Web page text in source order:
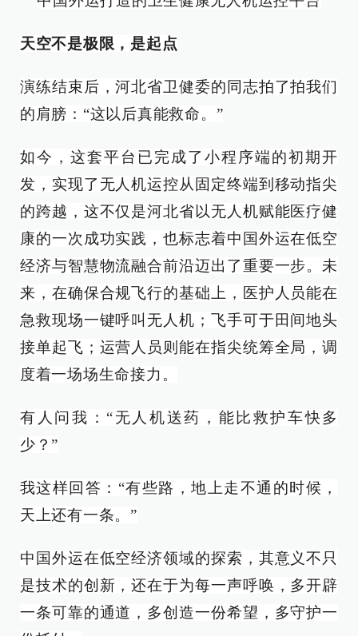
天空不是极限，是起点
演练结束后，河北省卫健委的同志拍了拍我们
的肩膀：“这以后真能救命。”
如今，这套平台已完成了小程序端的初期开
发，实现了无人机运控从固定终端到移动指尖
的跨越，这不仅是河北省以无人机赋能医疗健
康的一次成功实践，也标志着中国外运在低空
经济与智慧物流融合前沿迈出了重要一步。未
来，在确保合规飞行的基础上，医护人员能在
急救现场一键呼叫无人机；飞手可于田间地头
接单起飞；运营人员则能在指尖统筹全局，调
度着一场场生命接力。
有人问我：“无人机送药，能比救护车快多
少？”
我这样回答：“有些路，地上走不通的时候，
天上还有一条。”
中国外运在低空经济领域的探索，其意义不只
是技术的创新，还在于为每一声呼唤，多开辟
一条可靠的通道，多创造一份希望，多守护一